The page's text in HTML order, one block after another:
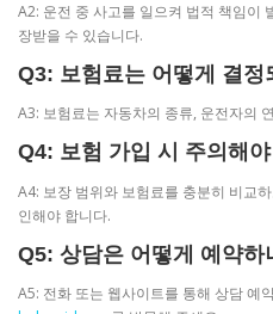
A2: 운전 중 사고를 일으켜 법적 책임이
장받을 수 있습니다.
Q3: 보험료는 어떻게 결정
A3: 보험료는 자동차의 종류, 운전자의
Q4: 보험 가입 시 주의해
A4: 보장 범위와 보험료를 충분히 비교
인해야 합니다.
Q5: 상담은 어떻게 예약하
A5: 전화 또는 웹사이트를 통해 상담 예